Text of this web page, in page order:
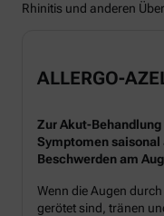
Rhinitis und anderen
ALLERGO-
Zur Akut-Behandlung
Symptomen
Beschwerden am
Wenn die Augen
gerötet sind, tränen